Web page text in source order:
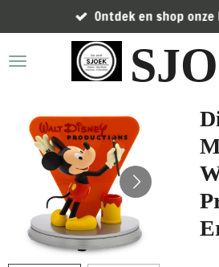
direct
naar
Ontdek en shop